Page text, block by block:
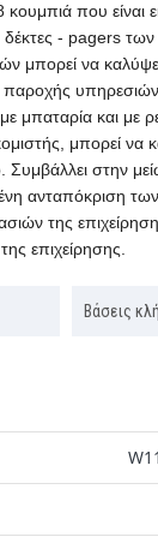
που είναι
δέκτες - pagers
μπορεί να
μπαταρία και με
μπορεί να
στην
ανταπόκριση
της
επιχείρησης.
Βάσεις